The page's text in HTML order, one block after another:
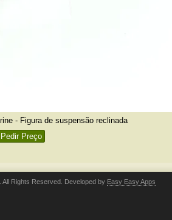
- Figura de suspensão reclinada
Pedir Preço
All Rights Reserved. Developed by Easy Easy Apps